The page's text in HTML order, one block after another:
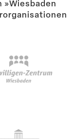
»Wiesbaden